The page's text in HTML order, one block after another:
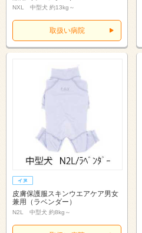
NXL 中型犬 約13kg～
取扱い病院
皮膚保護服スキンウエアケア男女
兼用（ラベンダー）
N2L 中型犬 約8kg～